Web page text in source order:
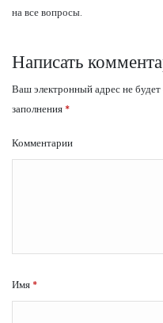
на все вопросы.
Написать
Ваш электронный адрес не будет
заполнения *
Комментарии
Имя *